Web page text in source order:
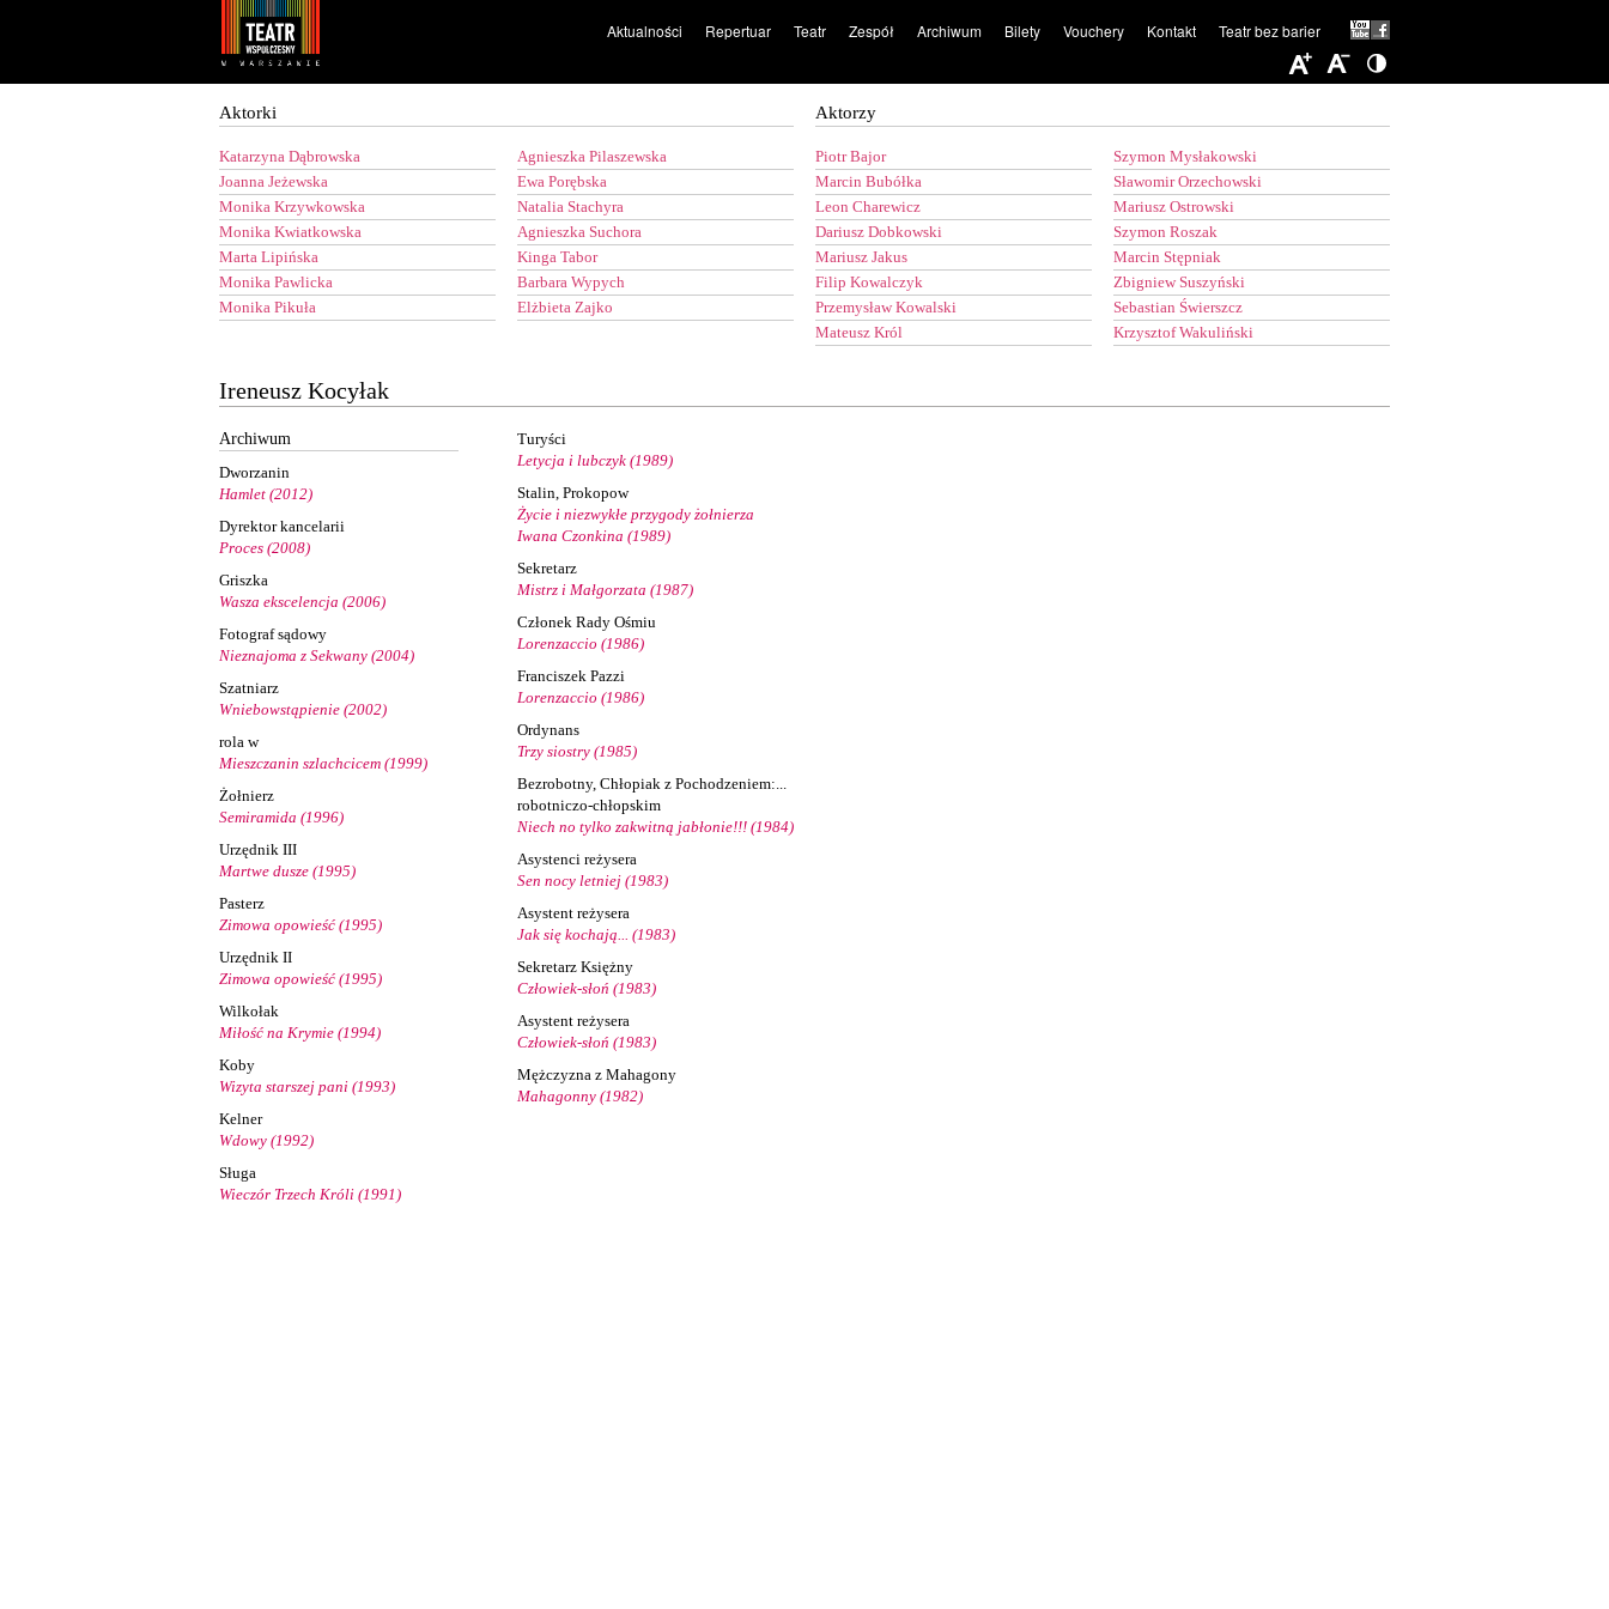
Aktualności Repertuar Teatr Zespół Archiwum Bilety Vouchery Kontakt Teatr bez barier
Aktorki
Katarzyna Dąbrowska
Joanna Jeżewska
Monika Krzywkowska
Monika Kwiatkowska
Marta Lipińska
Monika Pawlicka
Monika Pikuła
Agnieszka Pilaszewska
Ewa Porębska
Natalia Stachyra
Agnieszka Suchora
Kinga Tabor
Barbara Wypych
Elżbieta Zajko
Aktorzy
Piotr Bajor
Marcin Bubółka
Leon Charewicz
Dariusz Dobkowski
Mariusz Jakus
Filip Kowalczyk
Przemysław Kowalski
Mateusz Król
Szymon Mysłakowski
Sławomir Orzechowski
Mariusz Ostrowski
Szymon Roszak
Marcin Stępniak
Zbigniew Suszyński
Sebastian Świerszcz
Krzysztof Wakuliński
Ireneusz Kocyłak
Archiwum
Dworzanin
Hamlet (2012)
Dyrektor kancelarii
Proces (2008)
Griszka
Wasza ekscelencja (2006)
Fotograf sądowy
Nieznajoma z Sekwany (2004)
Szatniarz
Wniebowstąpienie (2002)
rola w
Mieszczanin szlachcicem (1999)
Żołnierz
Semiramida (1996)
Urzędnik III
Martwe dusze (1995)
Pasterz
Zimowa opowieść (1995)
Urzędnik II
Zimowa opowieść (1995)
Wilkołak
Miłość na Krymie (1994)
Koby
Wizyta starszej pani (1993)
Kelner
Wdowy (1992)
Sługa
Wieczór Trzech Króli (1991)
Turyści
Letycja i lubczyk (1989)
Stalin, Prokopow
Życie i niezwykłe przygody żołnierza
Iwana Czonkina (1989)
Sekretarz
Mistrz i Małgorzata (1987)
Członek Rady Ośmiu
Lorenzaccio (1986)
Franciszek Pazzi
Lorenzaccio (1986)
Ordynans
Trzy siostry (1985)
Bezrobotny, Chłopiak z Pochodzeniem:...
robotniczo-chłopskim
Niech no tylko zakwitną jabłonie!!! (1984)
Asystenci reżysera
Sen nocy letniej (1983)
Asystent reżysera
Jak się kochają... (1983)
Sekretarz Księżny
Człowiek-słoń (1983)
Asystent reżysera
Człowiek-słoń (1983)
Mężczyzna z Mahagony
Mahagonny (1982)